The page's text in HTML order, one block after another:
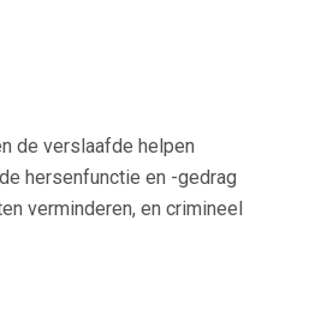
de verslaafde helpen
hersenfunctie en -gedrag
verminderen, en crimineel